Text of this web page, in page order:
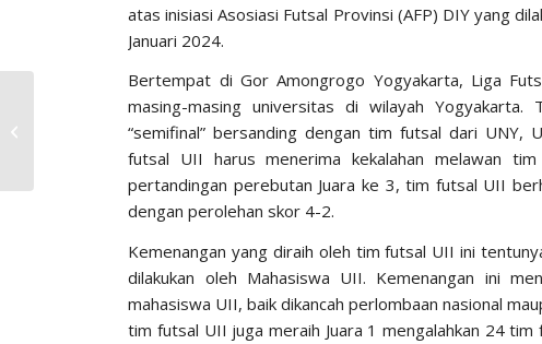
atas inisiasi Asosiasi Futsal Provinsi (AFP) DIY yang
Januari 2024.
Bertempat di Gor Amongrogo Yogyakarta, Liga
masing-masing universitas di wilayah
“semifinal” bersanding dengan tim futsal dari UNY,
futsal UII harus menerima kekalahan melawan
pertandingan perebutan Juara ke 3, tim futsal UII
dengan perolehan skor 4-2.
Kemenangan yang diraih oleh tim futsal UII ini
dilakukan oleh Mahasiswa UII. Kemenangan ini
mahasiswa UII, baik dikancah perlombaan nasional
tim futsal UII juga meraih Juara 1 mengalahkan 24
Perkenalkan Penerima
Beasiswa dan Gelar...